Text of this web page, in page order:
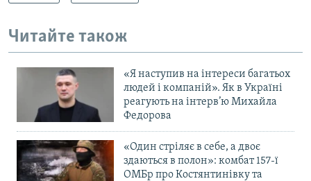
Читайте також
«Я наступив на інтереси багатьох
людей і компаній». Як в Україні
реагують на інтерв’ю Михайла
Федорова
«Один стріляє в себе, а двоє
здаються в полон»: комбат 157-ї
ОМБр про Костянтинівку та